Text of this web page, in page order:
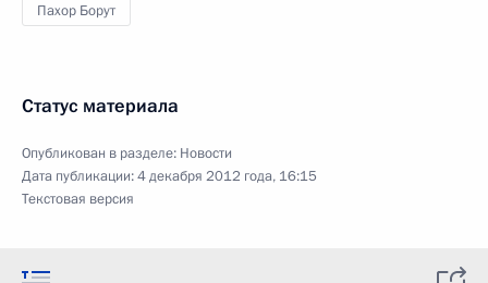
Пахор Борут
Статус материала
Опубликован в разделе: Новости
Дата публикации:4 декабря 2012 года, 16:15
Текстовая версия